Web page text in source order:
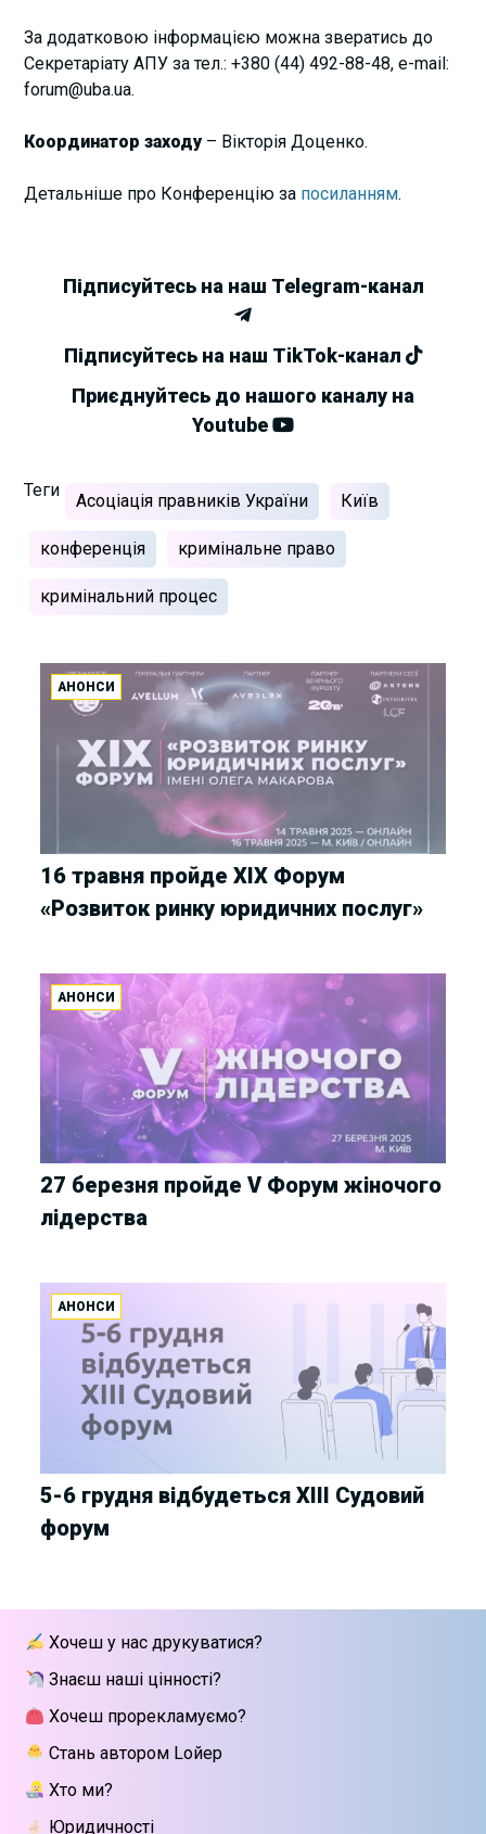
За додатковою інформацією можна звератись до
Секретаріату АПУ за тел.: +380 (44) 492-88-48, e-mail:
forum@uba.ua.
Координатор заходу– Вікторія Доценко.
Детальніше про Конференцію за посиланням.
Підписуйтесь на наш Telegram-канал
Підписуйтесь на наш TikTok-канал
Приєднуйтесь до нашого каналу на
Youtube
Теги
Асоціація правників України Київ
конференція кримінальне право
кримінальний процес
АНОНСИ
16 травня пройде XIX Форум
«Розвиток ринку юридичних послуг»
АНОНСИ
27 березня пройде V Форум жіночого
лідерства
АНОНСИ
5-6 грудня відбудеться XIII Судовий
форум
Хочеш у нас друкуватися?
Знаєш наші цінності?
Хочеш прорекламуємо?
Стань автором Lойер
Хто ми?
Юридичності